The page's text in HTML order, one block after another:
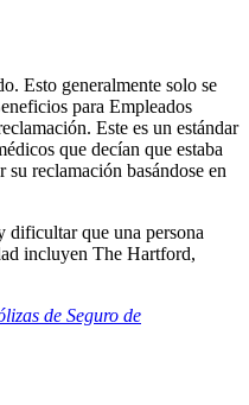
Esto generalmente solo se
para Empleados
Este es un estándar
que decían que estaba
reclamación basándose en
dificultar que una persona
incluyen The Hartford,
de Seguro de